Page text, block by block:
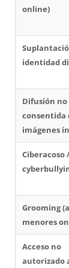
online)
identidad
Difusión no
consentida
imágenes
Ciberacoso /
Grooming
menores
Acceso no
autorizado